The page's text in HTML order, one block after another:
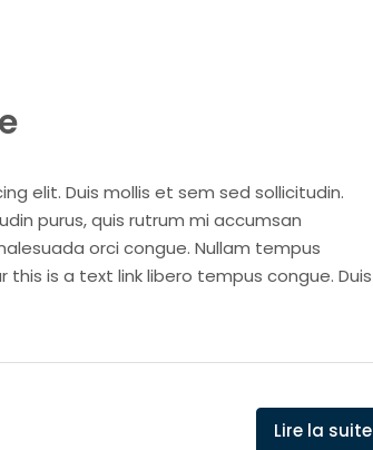
elit. Duis mollis et sem sed sollicitudin.
purus, quis rutrum mi accumsan
orci congue. Nullam tempus
is a text link libero tempus congue. Duis
Lire la suite